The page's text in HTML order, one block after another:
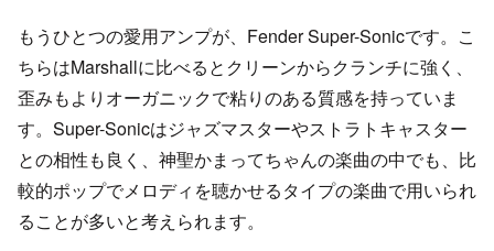
もうひとつの愛用アンプが、Fender Super-Sonicです。こ
ちらはMarshallに比べるとクリーンからクランチに強く、
歪みもよりオーガニックで粘りのある質感を持っていま
す。Super-Sonicはジャズマスターやストラトキャスター
との相性も良く、神聖かまってちゃんの楽曲の中でも、比
較的ポップでメロディを聴かせるタイプの楽曲で用いられ
ることが多いと考えられます。